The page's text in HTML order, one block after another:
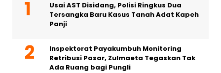
Usai AST Disidang, Polisi Ringkus Dua
Tersangka Baru Kasus Tanah Adat Kapeh
Panji
Inspektorat Payakumbuh Monitoring
Retribusi Pasar, Zulmaeta Tegaskan Tak
Ada Ruang bagi Pungli